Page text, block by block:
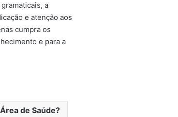
a
e atenção aos
cumpra os
e para a
de Saúde?